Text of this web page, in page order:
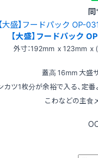
【大盛】フードパック
外寸：192mm x 123mm x
蓋高 16mm 大盛
カツ1枚分が余裕で入る、定
こわなどの主食